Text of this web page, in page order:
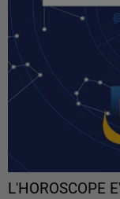
L'HOROSCOPE